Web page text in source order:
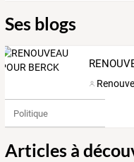
Ses blogs
Politique
Articles à